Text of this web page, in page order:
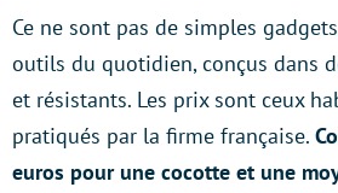
Ce ne sont pas de simples
outils du quotidien, conçus dans
et résistants. Les prix sont ceux
pratiqués par la firme française.
euros pour une cocotte et une